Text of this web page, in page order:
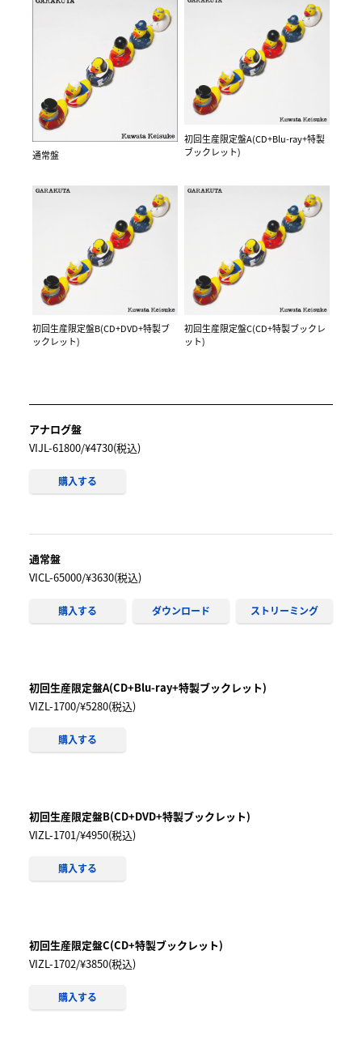
通常盤
初回生産限定盤A(CD+Blu-ray+特製
ブックレット)
初回生産限定盤B(CD+DVD+特製ブ
ックレット)
初回生産限定盤C(CD+特製ブックレ
ット)
アナログ盤
VIJL-61800/¥4730(税込)
購入する
通常盤
VICL-65000/¥3630(税込)
購入する ダウンロード ストリーミング
初回生産限定盤A(CD+Blu-ray+特製ブックレット)
VIZL-1700/¥5280(税込)
購入する
初回生産限定盤B(CD+DVD+特製ブックレット)
VIZL-1701/¥4950(税込)
購入する
初回生産限定盤C(CD+特製ブックレット)
VIZL-1702/¥3850(税込)
購入する